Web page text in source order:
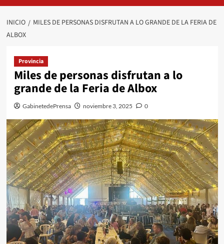
INICIO
MILES DE PERSONAS DISFRUTAN A LO GRANDE DE LA FERIA DE
ALBOX
Provincia
Miles de personas disfrutan a lo
grande de la Feria de Albox
GabinetedePrensa noviembre 3, 2025 0